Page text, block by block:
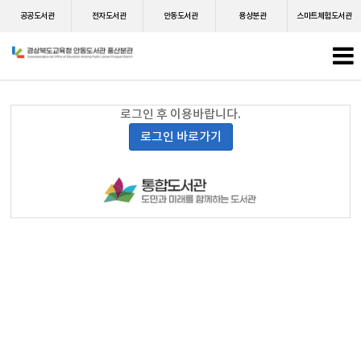
공공도서관 전자도서관 안동도서관 용상분관 스마트체험도서관
로그인 후 이용바랍니다.
로그인 바로가기